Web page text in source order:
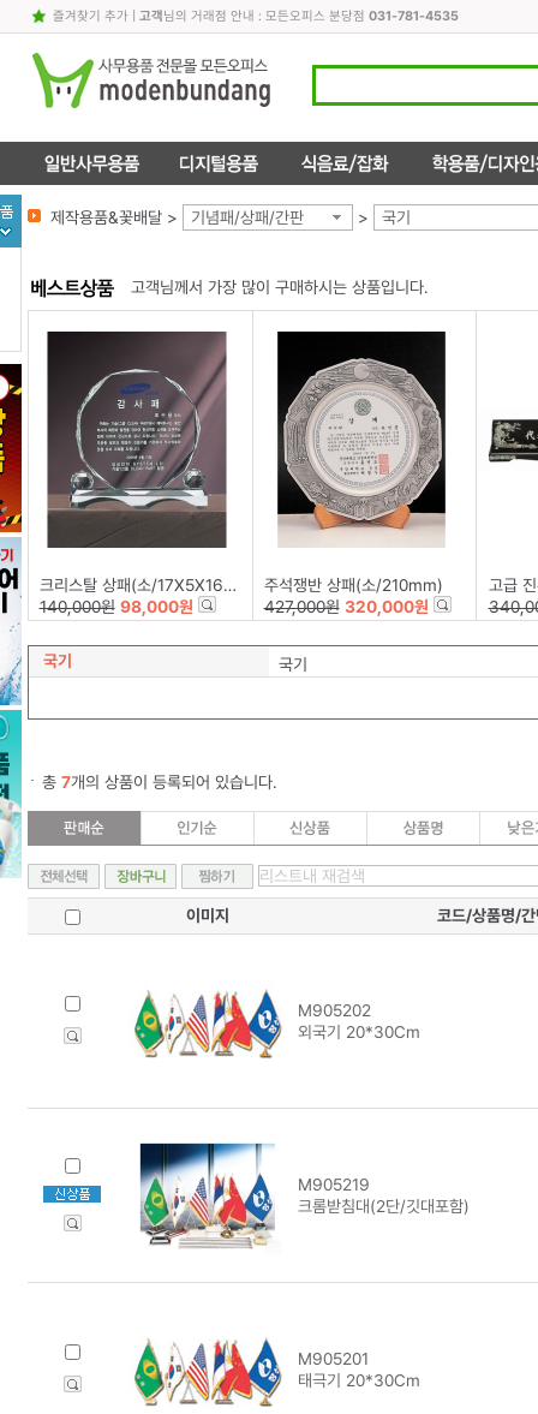
즐겨찾기 추가| 고객님의 거래점 안내 : 모든오피스 분당점 031-781-4535
제작용품&꽃배달 > 기념패/상패/간판 > 국기
고객님께서 가장 많이 구매하시는 상품입니다.
크리스탈 상패(소/17X5X16cm)
140,000원 98,000원
주석쟁반 상패(소/210mm)
427,000원 320,000원
고급
국기 국기
총 7개의 상품이 등록되어 있습니다.
이미지 코드/상품명/간
M905202
외국기 20*30Cm
M905219
크롬받침대(2단/깃대포함)
M905201
태극기 20*30Cm